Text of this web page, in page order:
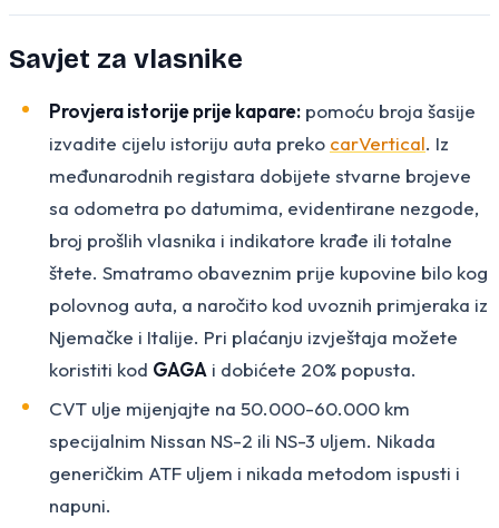
Savjet za vlasnike
Provjera istorije prije kapare: pomoću broja šasije
izvadite cijelu istoriju auta preko carVertical. Iz
međunarodnih registara dobijete stvarne brojeve
sa odometra po datumima, evidentirane nezgode,
broj prošlih vlasnika i indikatore krađe ili totalne
štete. Smatramo obaveznim prije kupovine bilo kog
polovnog auta, a naročito kod uvoznih primjeraka iz
Njemačke i Italije. Pri plaćanju izvještaja možete
koristiti kod GAGA i dobićete 20% popusta.
CVT ulje mijenjajte na 50.000-60.000 km
specijalnim Nissan NS-2 ili NS-3 uljem. Nikada
generičkim ATF uljem i nikada metodom ispusti i
napuni.